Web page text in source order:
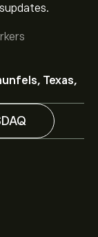
Texas,
is 7.30‎$‎.
Inc.
en
voorspelling